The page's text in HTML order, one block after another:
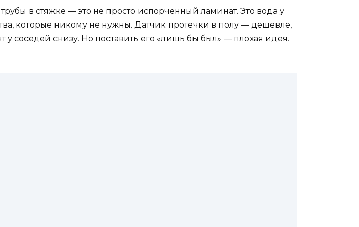
в стяжке — это не просто испорченный ламинат. Это вода у
которые никому не нужны. Датчик протечки в полу — дешевле,
соседей снизу. Но поставить его «лишь бы был» — плохая идея.